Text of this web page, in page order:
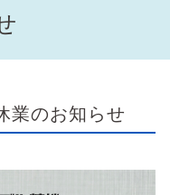
業のお知らせ